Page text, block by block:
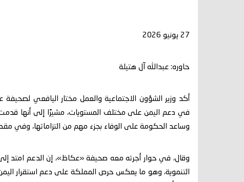
27 يونيو 2026
حاوره: عبدالله آل هتيلة
أكد وزير الشؤون الاجتماعية والعمل مختار اليافعي لصحيفة
في دعم اليمن على مختلف المستويات، مشيرًا إلى أنها قدمت
وساعد الحكومة على الوفاء بجزء مهم من التزاماتها، وفي
وقال، في حوار أجرته معه صحيفة «عكاظ»، إن الدعم امتد إلى
التنموية، وهو ما يعكس حرص المملكة على دعم استقرار